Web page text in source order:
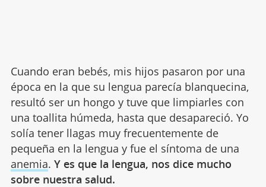
Cuando eran bebés, mis hijos pasaron por una
época en la que su lengua parecía blanquecina,
resultó ser un hongo y tuve que limpiarles con
una toallita húmeda, hasta que desapareció. Yo
solía tener llagas muy frecuentemente de
pequeña en la lengua y fue el síntoma de una
anemia. Y es que la lengua, nos dice mucho
sobre nuestra salud.